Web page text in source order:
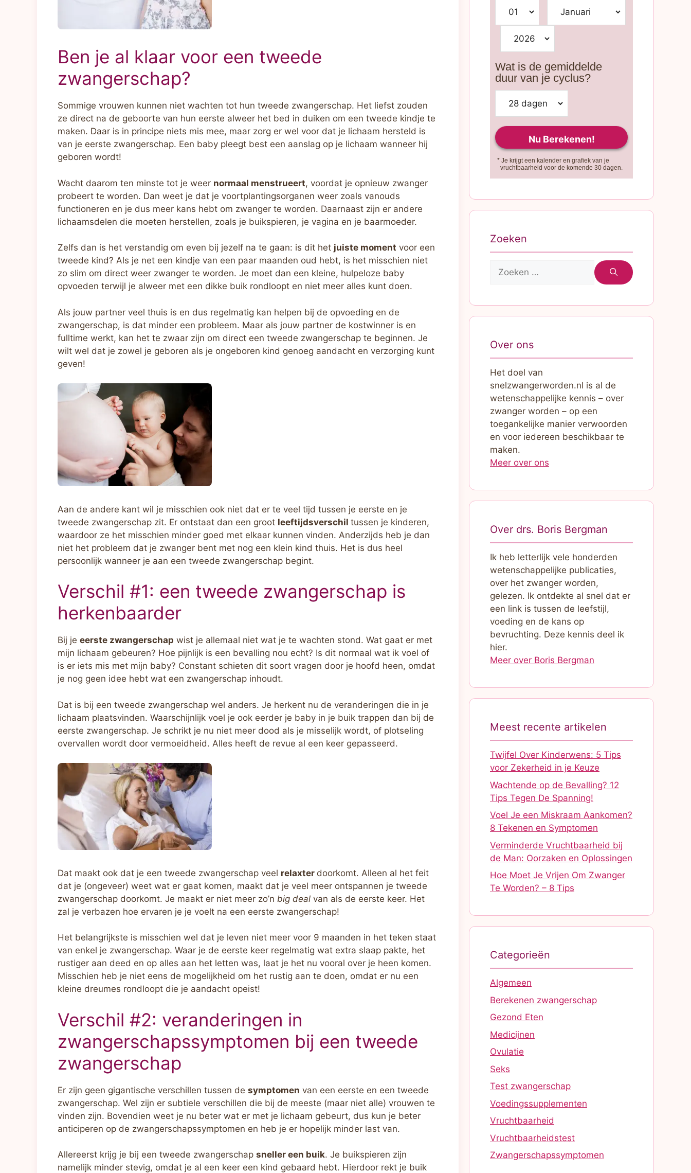
Ben je al klaar voor een tweede
zwangerschap?
Sommige vrouwen kunnen niet wachten tot hun tweede zwangerschap. Het liefst zouden
ze direct na de geboorte van hun eerste alweer het bed in duiken om een tweede kindje te
maken. Daar is in principe niets mis mee, maar zorg er wel voor dat je lichaam hersteld is
van je eerste zwangerschap. Een baby pleegt best een aanslag op je lichaam wanneer hij
geboren wordt!
Wacht daarom ten minste tot je weer normaal menstrueert, voordat je opnieuw zwanger
probeert te worden. Dan weet je dat je voortplantingsorganen weer zoals vanouds
functioneren en je dus meer kans hebt om zwanger te worden. Daarnaast zijn er andere
lichaamsdelen die moeten herstellen, zoals je buikspieren, je vagina en je baarmoeder.
Zelfs dan is het verstandig om even bij jezelf na te gaan: is dit het juiste moment voor een
tweede kind? Als je net een kindje van een paar maanden oud hebt, is het misschien niet
zo slim om direct weer zwanger te worden. Je moet dan een kleine, hulpeloze baby
opvoeden terwijl je alweer met een dikke buik rondloopt en niet meer alles kunt doen.
Als jouw partner veel thuis is en dus regelmatig kan helpen bij de opvoeding en de
zwangerschap, is dat minder een probleem. Maar als jouw partner de kostwinner is en
fulltime werkt, kan het te zwaar zijn om direct een tweede zwangerschap te beginnen. Je
wilt wel dat je zowel je geboren als je ongeboren kind genoeg aandacht en verzorging kunt
geven!
Aan de andere kant wil je misschien ook niet dat er te veel tijd tussen je eerste en je
tweede zwangerschap zit. Er ontstaat dan een groot leeftijdsverschil tussen je kinderen,
waardoor ze het misschien minder goed met elkaar kunnen vinden. Anderzijds heb je dan
niet het probleem dat je zwanger bent met nog een klein kind thuis. Het is dus heel
persoonlijk wanneer je aan een tweede zwangerschap begint.
Verschil #1: een tweede zwangerschap is
herkenbaarder
Bij je eerste zwangerschap wist je allemaal niet wat je te wachten stond. Wat gaat er met
mijn lichaam gebeuren? Hoe pijnlijk is een bevalling nou echt? Is dit normaal wat ik voel of
is er iets mis met mijn baby? Constant schieten dit soort vragen door je hoofd heen, omdat
je nog geen idee hebt wat een zwangerschap inhoudt.
Dat is bij een tweede zwangerschap wel anders. Je herkent nu de veranderingen die in je
lichaam plaatsvinden. Waarschijnlijk voel je ook eerder je baby in je buik trappen dan bij de
eerste zwangerschap. Je schrikt je nu niet meer dood als je misselijk wordt, of plotseling
overvallen wordt door vermoeidheid. Alles heeft de revue al een keer gepasseerd.
Dat maakt ook dat je een tweede zwangerschap veel relaxter doorkomt. Alleen al het feit
dat je (ongeveer) weet wat er gaat komen, maakt dat je veel meer ontspannen je tweede
zwangerschap doorkomt. Je maakt er niet meer zo’n big deal van als de eerste keer. Het
zal je verbazen hoe ervaren je je voelt na een eerste zwangerschap!
Het belangrijkste is misschien wel dat je leven niet meer voor 9 maanden in het teken staat
van enkel je zwangerschap. Waar je de eerste keer regelmatig wat extra slaap pakte, het
rustiger aan deed en op alles aan het letten was, laat je het nu vooral over je heen komen.
Misschien heb je niet eens de mogelijkheid om het rustig aan te doen, omdat er nu een
kleine dreumes rondloopt die je aandacht opeist!
Verschil #2: veranderingen in
zwangerschapssymptomen bij een tweede
zwangerschap
Er zijn geen gigantische verschillen tussen de symptomen van een eerste en een tweede
zwangerschap. Wel zijn er subtiele verschillen die bij de meeste (maar niet alle) vrouwen te
vinden zijn. Bovendien weet je nu beter wat er met je lichaam gebeurt, dus kun je beter
anticiperen op de zwangerschapssymptomen en heb je er hopelijk minder last van.
Allereerst krijg je bij een tweede zwangerschap sneller een buik. Je buikspieren zijn
namelijk minder stevig, omdat je al een keer een kind gebaard hebt. Hierdoor rekt je buik
Wat is de gemiddelde
duur van je cyclus?
* Je krijgt een kalender en grafiek van je
vruchtbaarheid voor de komende 30 dagen.
Zoeken
Zoek
Over ons
Het doel van
snelzwangerworden.nl is al de
wetenschappelijke kennis – over
zwanger worden – op een
toegankelijke manier verwoorden
en voor iedereen beschikbaar te
maken.
Meer over ons
Over drs. Boris Bergman
Ik heb letterlijk vele honderden
wetenschappelijke publicaties,
over het zwanger worden,
gelezen. Ik ontdekte al snel dat er
een link is tussen de leefstijl,
voeding en de kans op
bevruchting. Deze kennis deel ik
hier.
Meer over Boris Bergman
Meest recente artikelen
Twijfel Over Kinderwens: 5 Tips
voor Zekerheid in je Keuze
Wachtende op de Bevalling? 12
Tips Tegen De Spanning!
Voel Je een Miskraam Aankomen?
8 Tekenen en Symptomen
Verminderde Vruchtbaarheid bij
de Man: Oorzaken en Oplossingen
Hoe Moet Je Vrijen Om Zwanger
Te Worden? – 8 Tips
Categorieën
Algemeen
Berekenen zwangerschap
Gezond Eten
Medicijnen
Ovulatie
Seks
Test zwangerschap
Voedingssupplementen
Vruchtbaarheid
Vruchtbaarheidstest
Zwangerschapssymptomen